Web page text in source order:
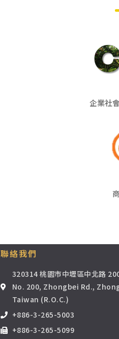
企業社
聯絡我們
320314 桃園市中壢區中北路
No. 200, Zhongbei Rd.,
Taiwan (R.O.C.)
+886-3-265-5003
+886-3-265-5099